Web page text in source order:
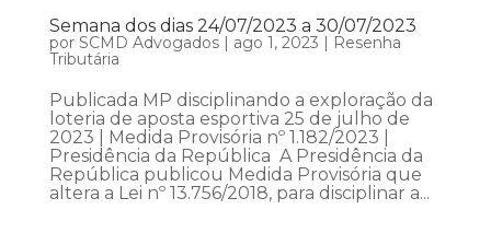
Semana dos dias 24/07/2023 a 30/07/2023
por SCMD Advogados| ago 1, 2023 | Resenha
Tributária
Publicada MP disciplinando a exploração da
loteria de aposta esportiva 25 de julho de
2023 | Medida Provisória nº 1.182/2023 |
Presidência da República A Presidência da
República publicou Medida Provisória que
altera a Lei nº 13.756/2018, para disciplinar a...